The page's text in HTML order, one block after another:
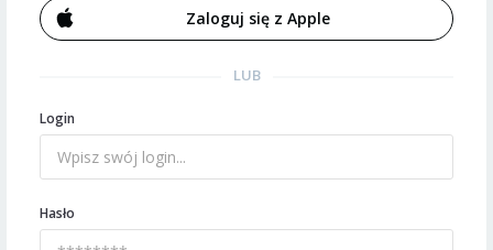
Zaloguj się z Apple
LUB
Login
Hasło